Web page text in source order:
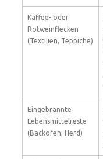
Kaffee- oder
Rotweinflecken
(Textilien, Teppiche)
Eingebrannte
Lebensmittelreste
(Backofen, Herd)